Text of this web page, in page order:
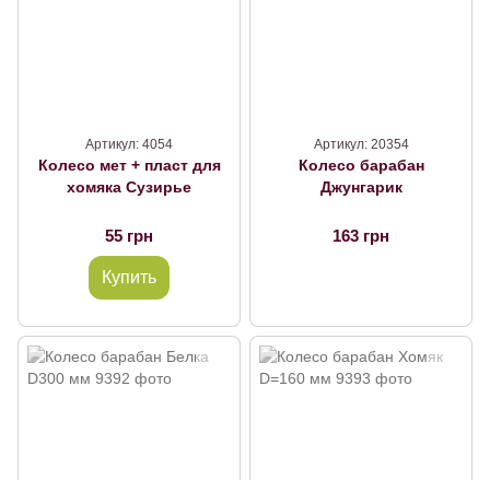
Артикул: 4054
Колесо мет + пласт для
хомяка Сузирье
55 грн
Купить
Артикул: 20354
Колесо барабан
Джунгарик
163 грн